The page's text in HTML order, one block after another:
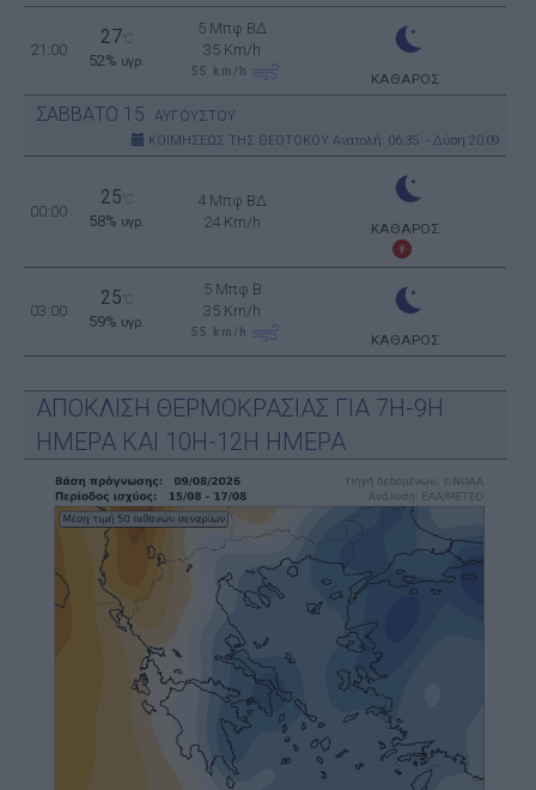
21:00
27
52% υγρ.
5 Μπφ ΒΔ
35 Km/h
55 km/h ΚΑΘΑΡΟΣ
ΣΑΒΒΑΤΟ 15 ΑΥΓΟΥΣΤΟΥ
ΚΟΙΜΗΣΕΩΣ ΤΗΣ ΘΕΟΤΟΚΟΥ Ανατολή: 06:35 - Δύση 20:09
00:00
25
58% υγρ.
4 Μπφ ΒΔ
24 Km/h
ΚΑΘΑΡΟΣ
03:00
25
59% υγρ.
5 Μπφ B
35 Km/h
55 km/h ΚΑΘΑΡΟΣ
ΑΠΟΚΛΙΣΗ ΘΕΡΜΟΚΡΑΣΙΑΣ ΓΙΑ 7Η-9Η
ΗΜΕΡΑ ΚΑΙ 10Η-12Η ΗΜΕΡΑ